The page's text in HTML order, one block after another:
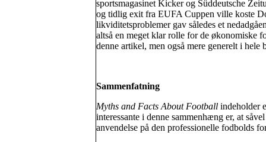
sportsmagasinet Kicker og Süddeutsche
og tidlig exit fra EUFA Cuppen ville koste
likviditetsproblemer gav således et
altså en meget klar rolle for de økonomiske
denne artikel, men også mere generelt i hele
Sammenfatning
Myths and Facts About Football indeholder
interessante i denne sammenhæng er, at
anvendelse på den professionelle fodbolds